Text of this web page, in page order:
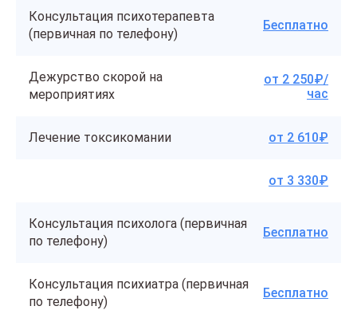
Консультация психотерапевта
(первичная по телефону)
Бесплатно
Дежурство скорой на
мероприятиях
от 2 250₽/
час
Лечение токсикомании от 2 610₽
от 3 330₽
Консультация психолога (первичная
по телефону)
Бесплатно
Консультация психиатра (первичная
по телефону)
Бесплатно